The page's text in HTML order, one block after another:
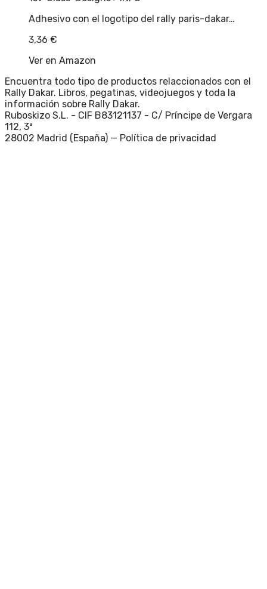
Adhesivo con el logotipo del rally paris-dakar…
3,36 €
Ver en Amazon
Encuentra todo tipo de productos relaccionados con el
Rally Dakar. Libros, pegatinas, videojuegos y toda la
información sobre Rally Dakar.
Ruboskizo S.L. - CIF B83121137 - C/ Príncipe de Vergara
112, 3ª
28002 Madrid (España) — Política de privacidad